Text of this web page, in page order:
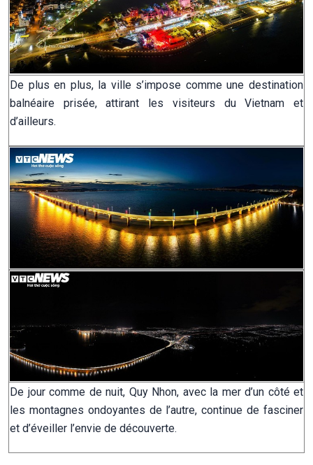
De plus en plus, la ville s’impose comme une destination
balnéaire prisée, attirant les visiteurs du Vietnam et
d’ailleurs.
De jour comme de nuit, Quy Nhon, avec la mer d’un côté et
les montagnes ondoyantes de l’autre, continue de fasciner
et d’éveiller l’envie de découverte.